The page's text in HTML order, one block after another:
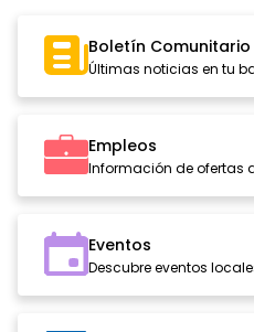
Boletín Comunitario
Últimas noticias en tu
Empleos
Información de ofertas
Eventos
Descubre eventos